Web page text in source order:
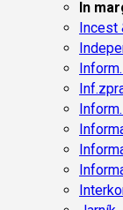
In
Incest